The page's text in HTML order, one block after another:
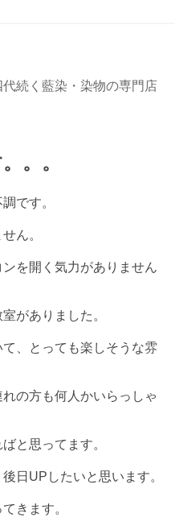
続く藍染・染物の専門店
。。
です。
ん。
を開く気力がありません
がありました。
、とっても楽しそうな雰
の方も何人かいらっしゃ
と思ってます。
日UPしたいと思います。
きます。